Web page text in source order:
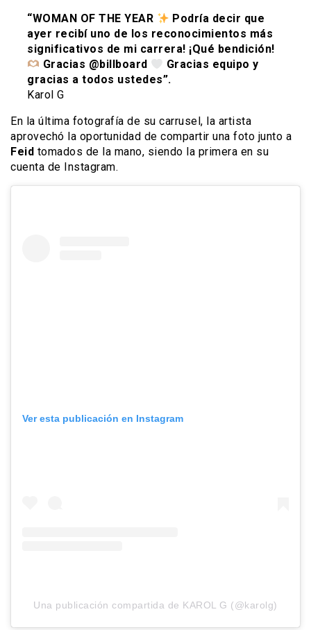
“WOMAN OF THE YEAR
Podría decir que
ayer recibí uno de los reconocimientos más
significativos de mi carrera! ¡Qué bendición!
Gracias @billboard
Gracias equipo y
gracias a todos ustedes”.
Karol G
En la última fotografía de su carrusel, la artista
aprovechó la oportunidad de compartir una foto junto a
Feid tomados de la mano, siendo la primera en su
cuenta de Instagram.
Ver esta publicación en Instagram
Una publicación compartida de KAROL G (@karolg)